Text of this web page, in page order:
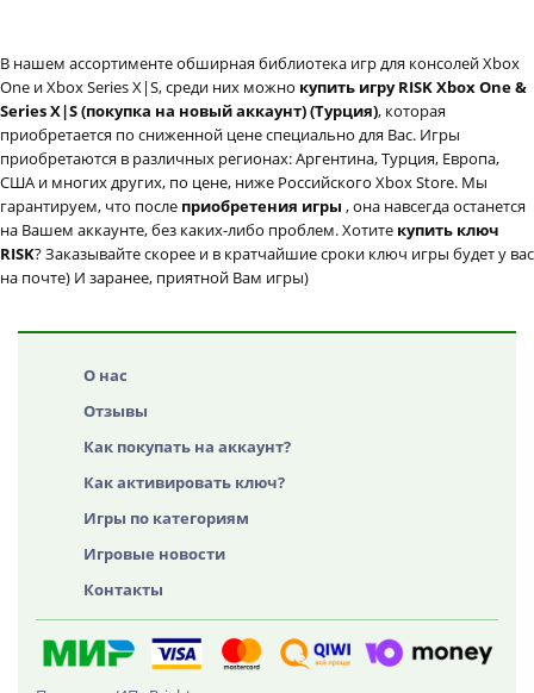
В нашем ассортименте обширная библиотека игр для консолей Xbox
One и Xbox Series X|S, среди них можно купить игру RISK Xbox One &
Series X|S (покупка на новый аккаунт) (Турция), которая
приобретается по сниженной цене специально для Вас. Игры
приобретаются в различных регионах: Аргентина, Турция, Европа,
США и многих других, по цене, ниже Российского Xbox Store. Мы
гарантируем, что после приобретения игры , она навсегда останется
на Вашем аккаунте, без каких-либо проблем. Хотите купить ключ
RISK? Заказывайте скорее и в кратчайшие сроки ключ игры будет у вас
на почте) И заранее, приятной Вам игры)
О нас
Отзывы
Как покупать на аккаунт?
Как активировать ключ?
Игры по категориям
Игровые новости
Контакты